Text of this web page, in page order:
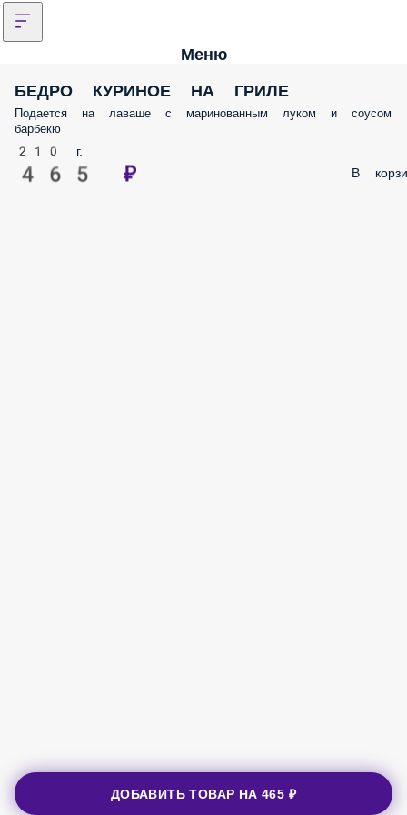
Меню
БЕДРО КУРИНОЕ НА ГРИЛЕ
Подается на лаваше с маринованным луком и соусом
барбекю
210 г.
465 ₽ В
ДОБАВИТЬ ТОВАР НА465 ₽